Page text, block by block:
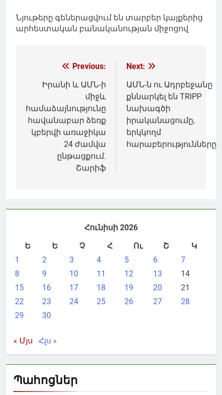
Նյութերը գեներացվում են տարբեր կայքերից
արհեստական բանականության միջոցով
Գրառումների
նավարկումը
Previous:
Իրանի և ԱՄՆ-ի
միջև
համաձայնությունը
հավանաբար ձեռք
կբերվի առաջիկա
24 ժամվա
ընթացքում.
Շարիֆ
Next:
ԱՄՆ-ն ու Ադրբեջանը
քննարկել են TRIPP
նախագծի
իրականացումը,
երկկողմ
հարաբերությունները
Հունիսի 2026
Ե
Ե Չ Հ Ու Շ
Կ
1
2 3 4 5 6
7
8
9 10 11 12 13
14
15
16 17 18 19 20
21
22
23 24 25 26 27
28
29
30
« Մյս Հլս »
Պահոցներ